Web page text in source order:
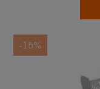
-15%